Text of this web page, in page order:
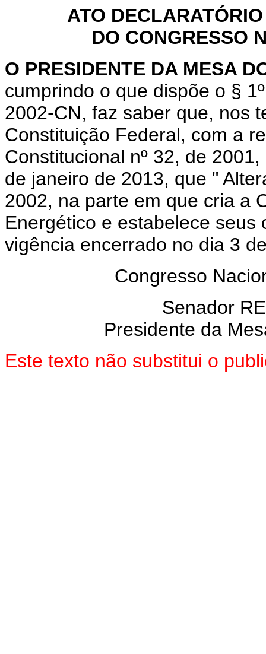
ATO
DO CONGRESSO
O PRESIDENTE DA MESA
cumprindo o que dispõe o §
2002-CN, faz saber que, nos
Constituição Federal, com a
Constitucional nº 32, de
de janeiro de 2013, que "
2002, na parte em que cria a
Energético e estabelece seus
vigência encerrado no dia 3
Congresso
Senador
Presidente da
Este texto não substitui o